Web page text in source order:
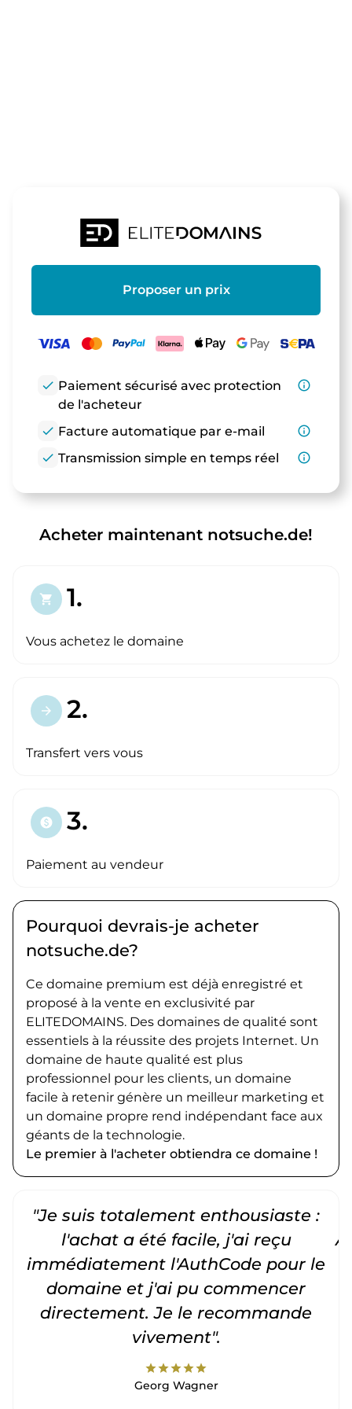
Proposer un prix
check Paiement sécurisé avec protection
de l'acheteur
info_outline
check Facture automatique par e-mail
info_outline
check Transmission simple en temps réel info_outline
Acheter maintenant notsuche.de!
shopping_cart 1.
Vous achetez le domaine
arrow_forward 2.
Transfert vers vous
paid 3.
Paiement au vendeur
Pourquoi devrais-je acheter
notsuche.de?
Ce domaine premium est déjà enregistré et
proposé à la vente en exclusivité par
ELITEDOMAINS. Des domaines de qualité sont
essentiels à la réussite des projets Internet. Un
domaine de haute qualité est plus
professionnel pour les clients, un domaine
facile à retenir génère un meilleur marketing et
un domaine propre rend indépendant face aux
géants de la technologie.
Le premier à l'acheter obtiendra ce domaine !
"Je suis totalement enthousiaste :
l'achat a été facile, j'ai reçu
immédiatement l'AuthCode pour le
domaine et j'ai pu commencer
directement. Je le recommande
vivement".
starstarstarstarstar
Georg Wagner